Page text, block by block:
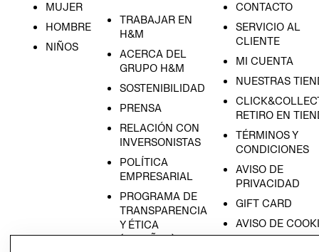
MUJER
HOMBRE
NIÑOS
TRABAJAR EN
H&M
ACERCA DEL
GRUPO H&M
SOSTENIBILIDAD
PRENSA
RELACIÓN CON
INVERSONISTAS
POLÍTICA
EMPRESARIAL
PROGRAMA DE
TRANSPARENCIA
Y ÉTICA
(ESPAÑOL)
CONTACTO
SERVICIO AL
CLIENTE
MI CUENTA
NUESTRAS
RETIRO EN
TÉRMINOS Y
CONDICIONES
AVISO DE
PRIVACIDAD
GIFT CARD
AVISO DE